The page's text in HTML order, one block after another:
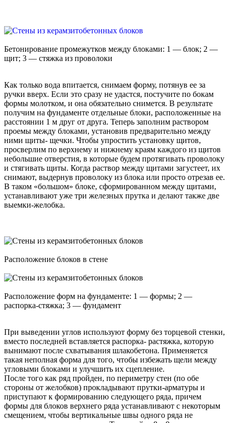
Бетонирование промежутков между блоками: 1 — блок; 2 —
щит; 3 — стяжка из проволоки
Как только вода впитается, снимаем форму, потянув ее за
ручки вверх. Если это сразу не удастся, постучите по бокам
формы молотком, и она обязательно снимется. В результате
получим на фундаменте отдельные блоки, расположенные на
расстоянии 1 м друг от друга. Теперь заполним раствором
проемы между блоками, установив предварительно между
ними щиты- щечки. Чтобы упростить установку щитов,
просверлим по верхнему и нижнему краям каждого из щитов
небольшие отверстия, в которые будем протягивать проволоку
и стягивать щиты. Когда раствор между щитами загустеет, их
снимают, выдернув проволоку из блока или просто отрезав ее.
В таком «большом» блоке, сформированном между щитами,
устанавливают уже три железных прутка и делают также две
выемки-желобка.
Расположение блоков в стене
Расположение форм на фундаменте: 1 — формы; 2 —
распорка-стяжка; 3 — фундамент
При выведении углов используют форму без торцевой стенки,
вместо последней вставляется распорка- растяжка, которую
вынимают после схватывания шлакобетона. Применяется
такая неполная форма для того, чтобы избежать щели между
угловыми блоками и улучшить их сцепление.
После того как ряд пройден, по периметру стен (по обе
стороны от желобков) прокладывают прутки-арматуры и
приступают к формированию следующего ряда, причем
формы для блоков верхнего ряда устанавливают с некоторым
смещением, чтобы вертикальные швы одного ряда не